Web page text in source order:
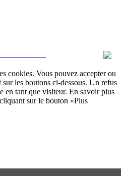
cookies. Vous pouvez accepter ou
les boutons ci-dessous. Un refus
en tant que visiteur. En savoir plus
sur le bouton «Plus